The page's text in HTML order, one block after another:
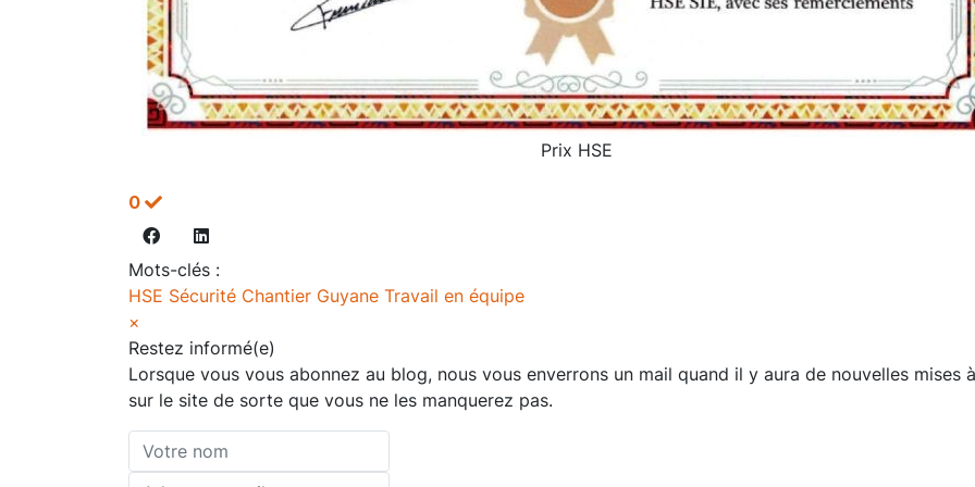
Prix HSE
0
Mots-clés :
HSE Sécurité Chantier Guyane Travail en équipe
×
Restez informé(e)
Lorsque vous vous abonnez au blog, nous vous enverrons un mail quand il y aura de nouvelles mises
sur le site de sorte que vous ne les manquerez pas.
Votre
nom